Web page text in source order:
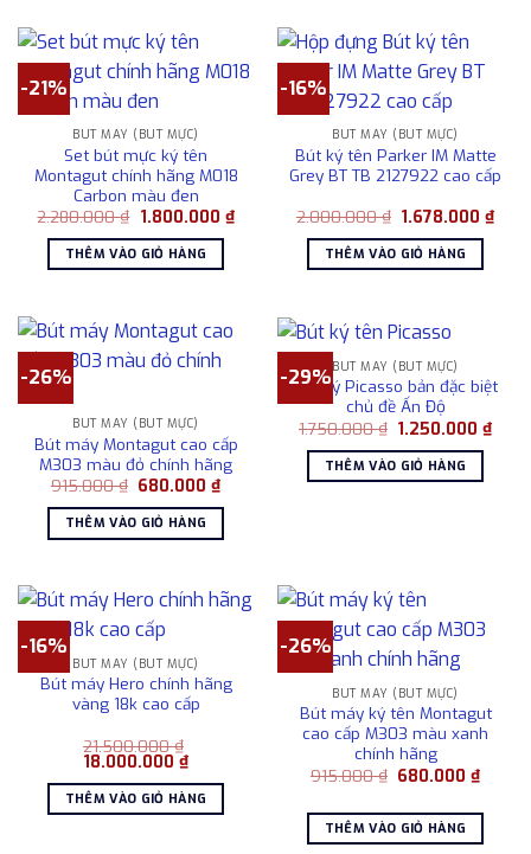
-21%
BÚT MÁY (BÚT MỰC)
Set bút mực ký tên
Montagut chính hãng M018
Carbon màu đen
2.280.000₫ Giá
là:
2.280.000 ₫.
1.800.000 ₫Giá
hiện
1.800.000 ₫.
THÊM VÀO GIỎ HÀNG
-16%
BÚT MÁY (BÚT MỰC)
Bút ký tên Parker IM Matte
Grey BT TB 2127922 cao cấp
2.000.000₫ Giá
là:
2.000.000 ₫.
1.678.000₫Giá
hiện
THÊM VÀO GIỎ HÀNG
-26%
BÚT MÁY (BÚT MỰC)
Bút máy Montagut cao cấp
M303 màu đỏ chính hãng
915.000₫ Giá
là:
915.000 ₫.
680.000₫Giá
tại
680.000 ₫.
THÊM VÀO GIỎ HÀNG
-29%BÚT MÁY (BÚT MỰC)
Bút ký Picasso bản đặc biệt
chủ đề Ấn Độ
1.750.000₫ Giá
là:
1.750.000 ₫.
1.250.000₫Giá
hiện
THÊM VÀO GIỎ HÀNG
-16%
BÚT MÁY (BÚT MỰC)
Bút máy Hero chính hãng
vàng 18k cao cấp
21.500.000₫
Giá
là:
21.500.000 ₫.
18.000.000 ₫Giá
hiện
tại
là:
18.000.000 ₫.
THÊM VÀO GIỎ HÀNG
-26%
BÚT MÁY (BÚT MỰC)
Bút máy ký tên Montagut
cao cấp M303 màu xanh
chính hãng
915.000₫ Giá
915.000 ₫.
680.000₫Giá
hiện
là:
THÊM VÀO GIỎ HÀNG